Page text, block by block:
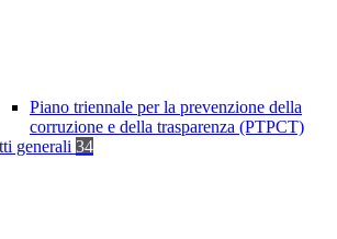
Piano triennale per la prevenzione della
corruzione e della trasparenza (PTPCT)
generali 34